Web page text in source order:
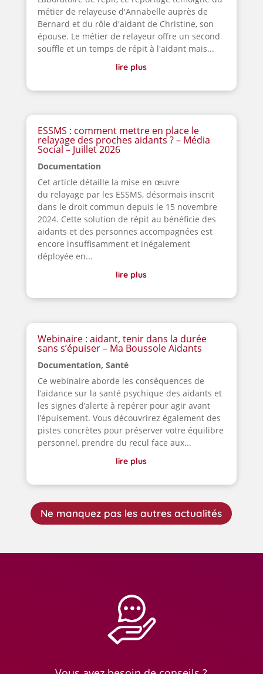
métier de relayeuse d'Annabelle auprès de
Bernard et du rôle d'aidant de Christine, son
épouse. Le métier de relayeur offre un second
souffle et un temps de répit à l'aidant mais...
lire plus
ESSMS : comment mettre en place le
relayage des proches aidants ? – Média
Social – Juillet 2026
Documentation
Cet article détaille la mise en œuvre
du relayage par les ESSMS, désormais inscrit
dans le droit commun depuis le 15 novembre
2024. Cette solution de répit au bénéficie des
aidants et des personnes accompagnées est
encore insuffisamment et inégalement
déployée en...
lire plus
Webinaire : aidant, tenir dans la durée
sans s’épuiser – Ma Boussole Aidants
Documentation, Santé
Ce webinaire aborde les conséquences de
l’aidance sur la santé psychique des aidants et
les signes d’alerte à repérer pour agir avant
l’épuisement. Vous découvrirez également des
pistes concrètes pour préserver votre équilibre
personnel, prendre du recul face aux...
lire plus
Ne manquez pas les autres actualités